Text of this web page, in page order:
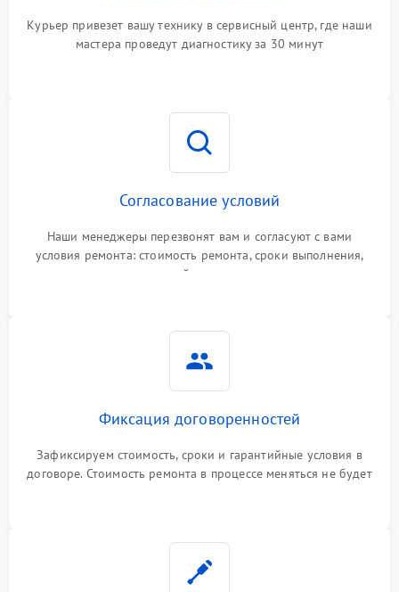
Курьер привезет вашу технику в сервисный центр, где наши
мастера проведут диагностику за 30 минут
Согласование условий
Наши менеджеры перезвонят вам и согласуют с вами
условия ремонта: стоимость ремонта, сроки выполнения,
гарантийные условия
Фиксация договоренностей
Зафиксируем стоимость, сроки и гарантийные условия в
договоре. Стоимость ремонта в процессе меняться не будет